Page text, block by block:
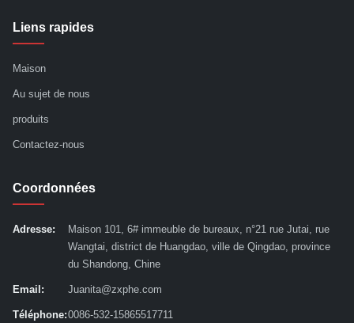
Liens rapides
Maison
Au sujet de nous
produits
Contactez-nous
Coordonnées
Adresse:
Maison 101, 6# immeuble de bureaux, n°21 rue Jutai, rue
Wangtai, district de Huangdao, ville de Qingdao, province
du Shandong, Chine
Email: Juanita@zxphe.com
Téléphone:0086-532-15865517711